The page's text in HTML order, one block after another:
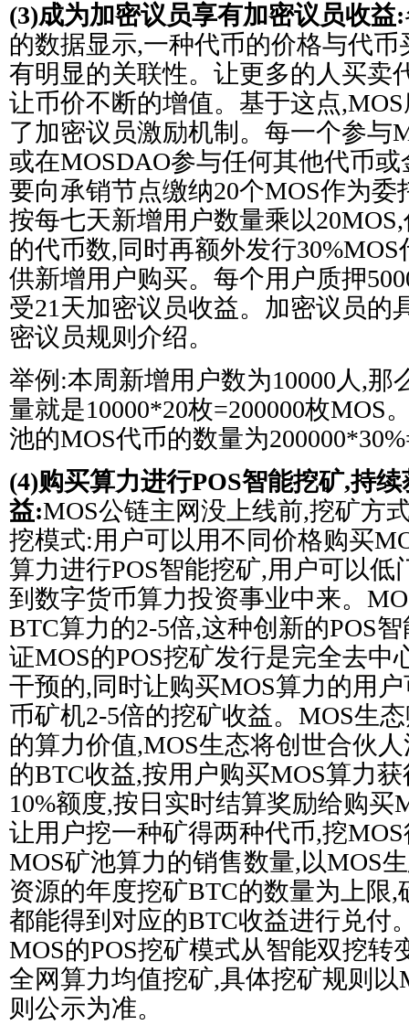
(3)成为加密议员享有加密议员收益:
的数据显示,一种代币的价格与代
有明显的关联性。让更多的人买卖
让币价不断的增值。基于这点
了加密议员激励机制。每一个参与
或在MOSDAO参与任何其他代币
要向承销节点缴纳20个MOS作为委
按每七天新增用户数量乘以
的代币数,同时再额外发行
供新增用户购买。每个用户质押
受21天加密议员收益。加密议员的
密议员规则介绍。
举例:本周新增用户数为10000人,那
量就是10000*20枚=200000枚MOS
池的MOS代币的数量为
(4)购买算力进行POS智能挖矿,持
益:MOS公链主网没上线前,挖矿方
挖模式:用户可以用不同价格购买
算力进行POS智能挖矿,用户可以低
到数字货币算力投资事业中来。
BTC算力的2-5倍,这种创新的POS
证MOS的POS挖矿发行是完全去中
干预的,同时让购买MOS算力的用
币矿机2-5倍的挖矿收益。MOS生
的算力价值,MOS生态将创世合伙
的BTC收益,按用户购买MOS算力
10%额度,按日实时结算奖励给购买
让用户挖一种矿得两种代币,挖
MOS矿池算力的销售数量,以MOS
资源的年度挖矿BTC的数量为上限
都能得到对应的BTC收益进行兑付
MOS的POS挖矿模式从智能双挖转
全网算力均值挖矿,具体挖矿规则以
则公示为准。